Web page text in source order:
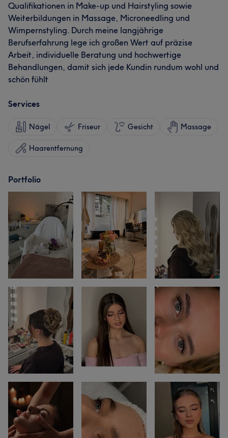
Qualifikationen in Make-up und Hairstyling sowie
Weiterbildungen in Massage, Microneedling und
Wimpernstyling. Durch meine langjährige
Berufserfahrung lege ich großen Wert auf präzise
Arbeit, individuelle Beratung und hochwertige
Behandlungen, damit sich jede Kundin rundum wohl und
schön fühlt
Services
Nägel Friseur Gesicht Massage
Haarentfernung
Portfolio